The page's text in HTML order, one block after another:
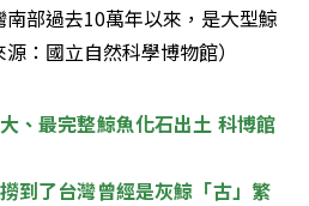
部過去10萬年以來，是大型鯨
：國立自然科學博物館）
、最完整鯨魚化石出土 科博館
到了台灣曾經是灰鯨「古」繁